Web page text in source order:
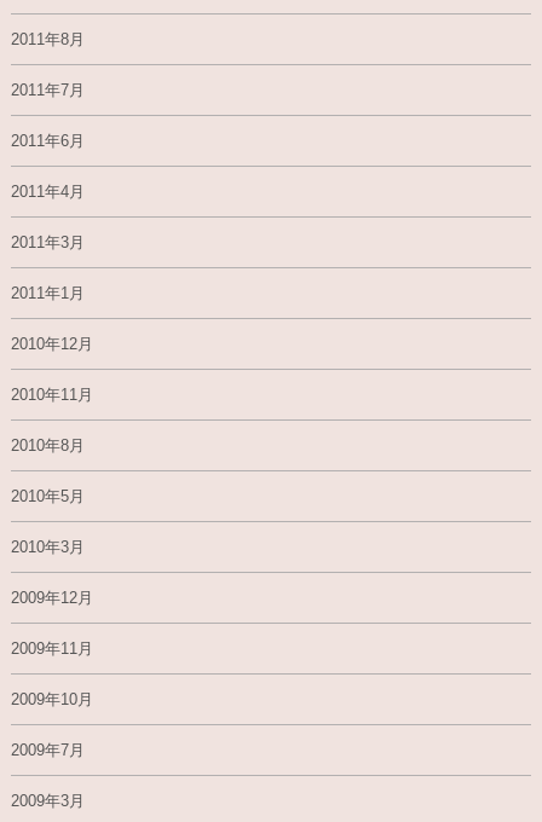
2011年8月
2011年7月
2011年6月
2011年4月
2011年3月
2011年1月
2010年12月
2010年11月
2010年8月
2010年5月
2010年3月
2009年12月
2009年11月
2009年10月
2009年7月
2009年3月